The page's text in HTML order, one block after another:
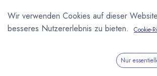
Goldmedaille 2018
Mit der Raw 85 % mit Kokosnusszucker
Sortiment. Die rohe Bio Schokolade von
Wir verwenden Cookies auf dieser
besseres Nutzererlebnis zu bieten.
Cookie-
Nur